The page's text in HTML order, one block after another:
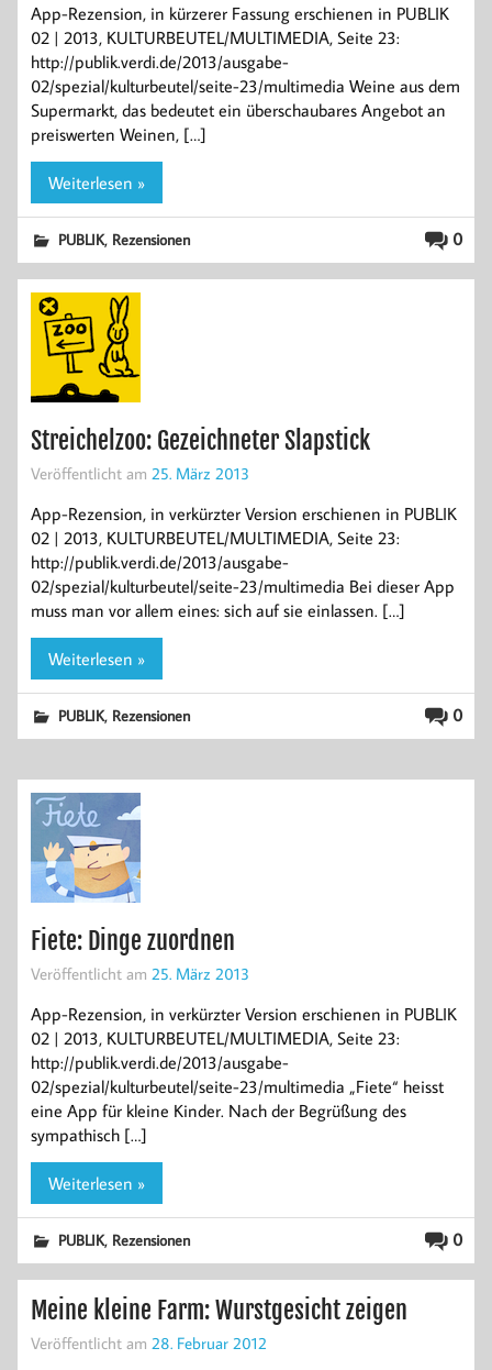
App-Rezension, in kürzerer Fassung erschienen in PUBLIK
02 | 2013, KULTURBEUTEL/MULTIMEDIA, Seite 23:
http://publik.verdi.de/2013/ausgabe-
02/spezial/kulturbeutel/seite-23/multimedia Weine aus dem
Supermarkt, das bedeutet ein überschaubares Angebot an
preiswerten Weinen, […]
Weiterlesen »
0
PUBLIK, Rezensionen
Streichelzoo: Gezeichneter Slapstick
Veröffentlicht am 25. März 2013
App-Rezension, in verkürzter Version erschienen in PUBLIK
02 | 2013, KULTURBEUTEL/MULTIMEDIA, Seite 23:
http://publik.verdi.de/2013/ausgabe-
02/spezial/kulturbeutel/seite-23/multimedia Bei dieser App
muss man vor allem eines: sich auf sie einlassen. […]
Weiterlesen »
0
PUBLIK, Rezensionen
Fiete: Dinge zuordnen
Veröffentlicht am 25. März 2013
App-Rezension, in verkürzter Version erschienen in PUBLIK
02 | 2013, KULTURBEUTEL/MULTIMEDIA, Seite 23:
http://publik.verdi.de/2013/ausgabe-
02/spezial/kulturbeutel/seite-23/multimedia „Fiete“ heisst
eine App für kleine Kinder. Nach der Begrüßung des
sympathisch […]
Weiterlesen »
0
PUBLIK, Rezensionen
Meine kleine Farm: Wurstgesicht zeigen
Veröffentlicht am 28. Februar 2012